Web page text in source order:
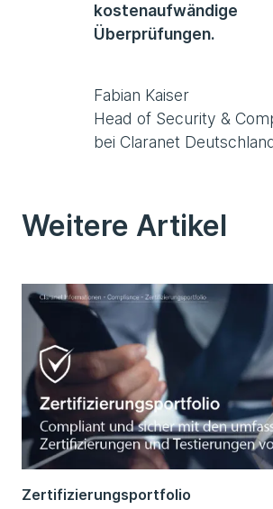
kostenaufwändige
Überprüfungen.
Fabian Kaiser
Head of Security &
bei Claranet
Weitere Artikel
Zertifizierungsportfolio